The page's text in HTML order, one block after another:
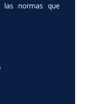
normas que